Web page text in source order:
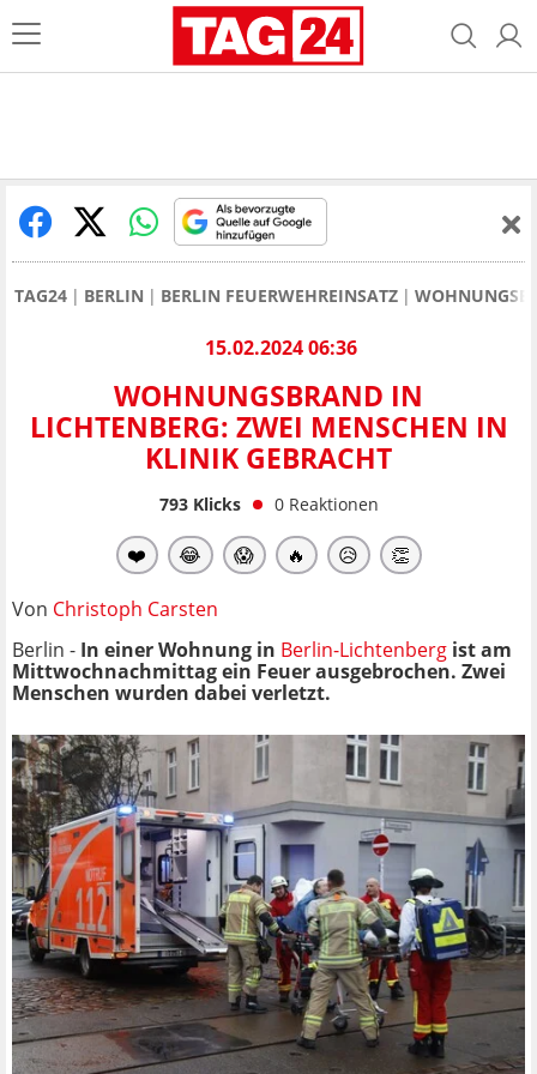
TAG24 BERLIN BERLIN FEUERWEHREINSATZ
15.02.2024 06:36
WOHNUNGSBRAND IN
LICHTENBERG: ZWEI MENSCHEN IN
KLINIK GEBRACHT
793Klicks 0 Reaktionen
❤️ 😂 😱 🔥 😥 👏
Von Christoph Carsten
Berlin - In einer Wohnung in Berlin-Lichtenberg ist am
Mittwochnachmittag ein Feuer ausgebrochen. Zwei
Menschen wurden dabei verletzt.